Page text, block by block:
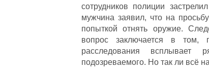
сотрудников полиции
мужчина заявил, что на
попыткой отнять оружие.
вопрос заключается в том,
расследования всплывает
подозреваемого. Но так ли всё